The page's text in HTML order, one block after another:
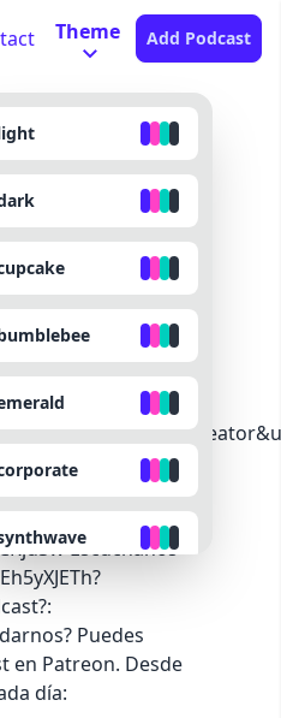
Theme Add Podcast
de todos
alegato a favor del
semanal dedicada
Presenta:
Podcast?
desde tan solo
@amarcosgallego
Escúchanos
Puedes
en Patreon. Desde
día: